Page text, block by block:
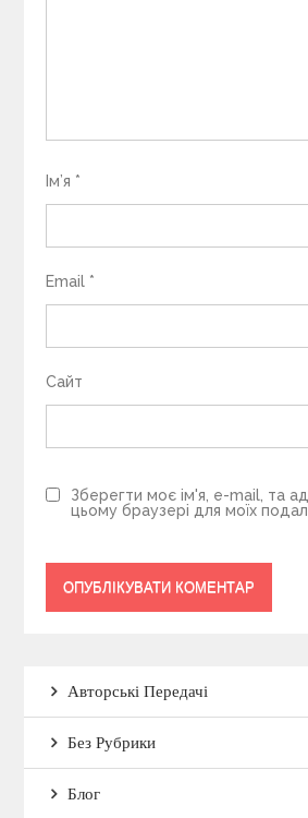
Ім’я *
Email *
Сайт
Зберегти моє ім'я, e-mail, та
цьому браузері для моїх
Авторські Передачі
Без Рубрики
Блог